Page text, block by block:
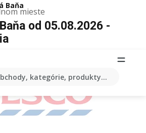
mieste
kategórie, produkty...
Baňa
od 05.08.2026 -